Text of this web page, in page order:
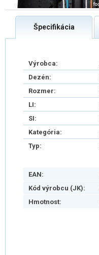
Špecifikácia
Výrobca:
Dezén:
Rozmer:
LI:
SI:
Kategória:
Typ:
EAN:
Kód výrobcu (JK):
Hmotnost: